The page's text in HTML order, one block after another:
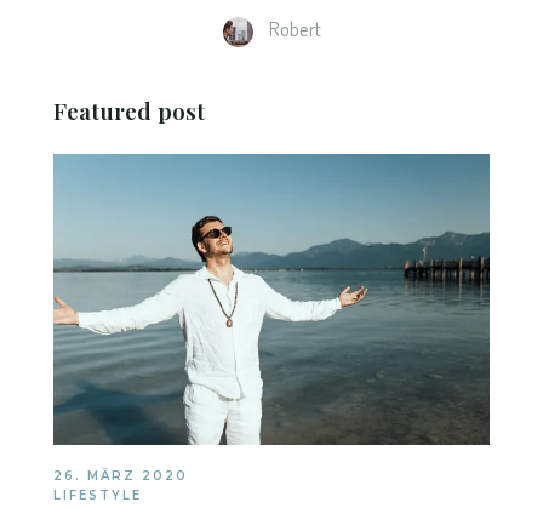
Robert
Featured post
26. MÄRZ 2020
LIFESTYLE